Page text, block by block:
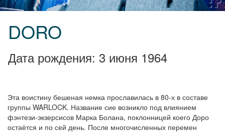
DORO
Дата рождения: 3 июня 1964
Эта воистину бешеная немка прославилась в 80-х в составе
группы WARLOCK. Название сие возникло под влиянием
фэнтези-экзерсисов Марка Болана, поклонницей коего Доро
остаётся и по сей день. После многочисленных перемен